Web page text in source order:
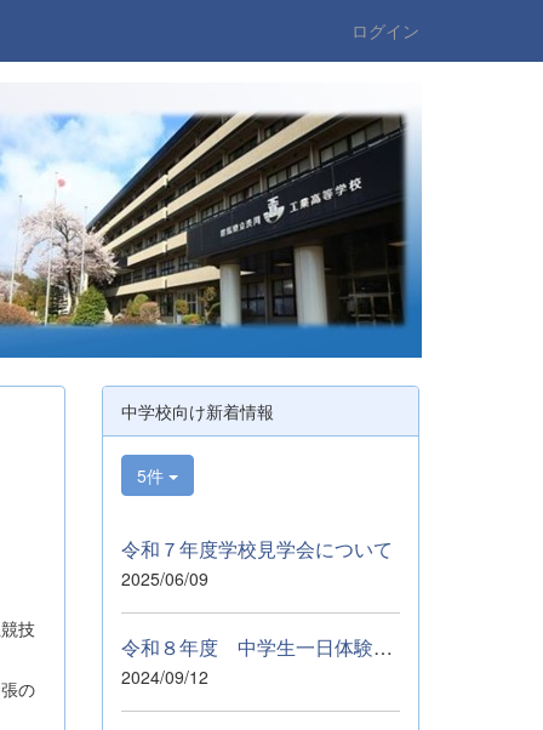
ログイン
技
の
中学校向け新着情報
5件
令和７年度学校見学会について
2025/06/09
令和８年度 中学生一日体験学習参加申込について ９月５日（土...
2024/09/12